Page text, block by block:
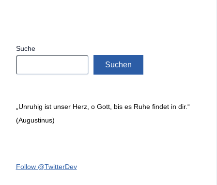
Suche
Suchen
„Unruhig ist unser Herz, o Gott, bis es Ruhe findet in dir.“
(Augustinus)
Follow @TwitterDev